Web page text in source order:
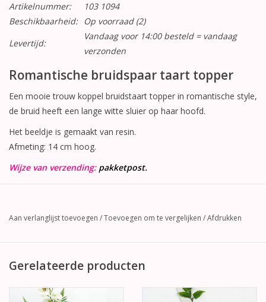
Artikelnummer:
103 1094
Beschikbaarheid:
Op voorraad(2)
Levertijd:
Vandaag voor 14:00 besteld = vandaag
verzonden
Romantische bruidspaar taart topper
Een mooie trouw koppel bruidstaart topper in romantische style,
de bruid heeft een lange witte sluier op haar hoofd.
Het beeldje is gemaakt van resin.
Afmeting: 14 cm hoog.
Wijze van verzending: pakketpost.
Aan verlanglijst toevoegen /Toevoegen om te vergelijken /Afdrukken
Gerelateerde producten